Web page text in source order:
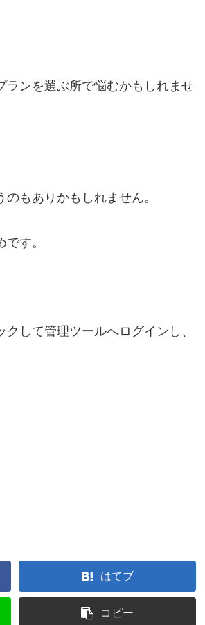
ランを選ぶ所で悩むかもしれませ
もありかもしれません。
す。
して管理ツールへログインし、
はてブ
コピー